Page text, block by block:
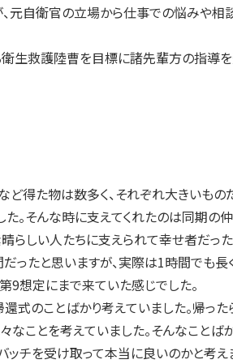
自衛官の立場から仕事での悩みや相
生救護陸曹を目標に諸先輩方の指導を
得た物は数多く、それぞれ大きいも
。そんな時に支えてくれたのは同期の
らしい人たちに支えられて幸せ者だった
たと思いますが、実際は1時間でも長
9想定にまで来ていた感じでした。
式のことばかり考えていました。帰っ
ことを考えていました。そんなこと
チを受け取って本当に良いのかと考